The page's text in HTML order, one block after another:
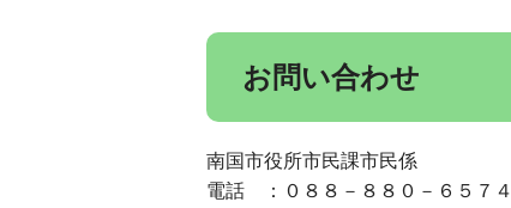
お問い合わせ
南国市役所市民課市民係
電話 ：０８８－８８０－６５７４